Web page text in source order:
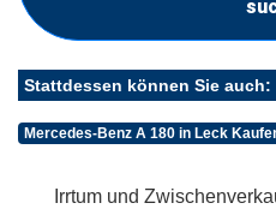
Stattdessen können Sie auch:
Mercedes-Benz A 180 in Leck
Irrtum und